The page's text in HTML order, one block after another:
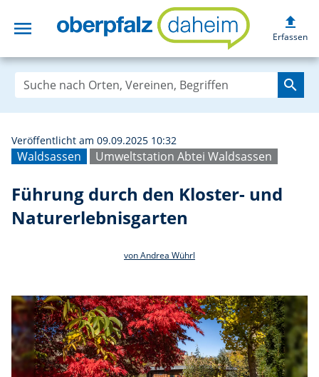
menu Führung durch
upload
Erfassen
search
Waldsassen Umweltstation Abtei Waldsassen
Veröffentlicht am 09.09.2025 10:32
Führung durch den Kloster- und
Naturerlebnisgarten
von Andrea Wührl